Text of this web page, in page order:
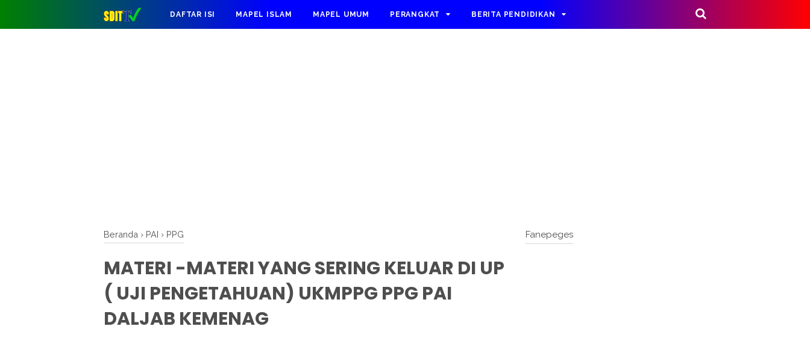
DAFTAR ISI MAPEL ISLAM MAPEL UMUM PERANGKAT BERITA PENDIDIKAN
Beranda › PAI › PPG
MATERI -MATERI YANG SERING KELUAR DI UP
( UJI PENGETAHUAN) UKMPPG PPG PAI
DALJAB KEMENAG
Fanepeges